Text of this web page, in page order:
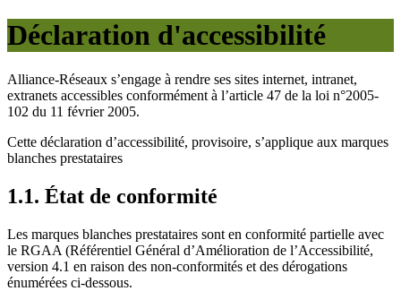
Déclaration d'accessibilité
Alliance-Réseaux s’engage à rendre ses sites internet, intranet,
extranets accessibles conformément à l’article 47 de la loi n°2005-
102 du 11 février 2005.
Cette déclaration d’accessibilité, provisoire, s’applique aux marques
blanches prestataires
1.1. État de conformité
Les marques blanches prestataires sont en conformité partielle avec
le RGAA (Référentiel Général d’Amélioration de l’Accessibilité,
version 4.1 en raison des non-conformités et des dérogations
énumérées ci-dessous.